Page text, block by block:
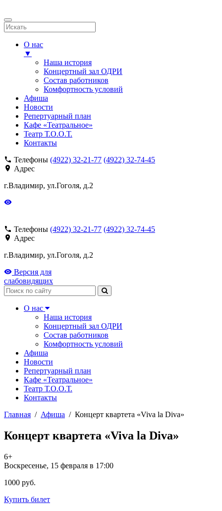
О нас
▼
Наша история
Концертный зал ОДРИ
Состав работников
Комфортность условий
Афиша
Новости
Репертуарный план
Кафе «Театральное»
Театр Т.О.О.Т.
Контакты
Телефоны (4922) 32-21-77 (4922) 32-74-45
Адрес
г.Владимир, ул.Гоголя, д.2
Телефоны (4922) 32-21-77 (4922) 32-74-45
Адрес
г.Владимир, ул.Гоголя, д.2
Версия для
слабовидящих
Поиск
О нас
Наша история
Концертный зал ОДРИ
Состав работников
Комфортность условий
Афиша
Новости
Репертуарный план
Кафе «Театральное»
Театр Т.О.О.Т.
Контакты
Главная / Афиша / Концерт квартета «Viva la Diva»
Концерт квартета «Viva la Diva»
6+
Воскресенье, 15 февраля в 17:00
1000 руб.
Купить билет